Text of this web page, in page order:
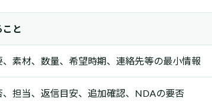
と
、素材、数量、希望時期、連絡先等の最小情報
、担当、返信目安、追加確認、NDAの要否